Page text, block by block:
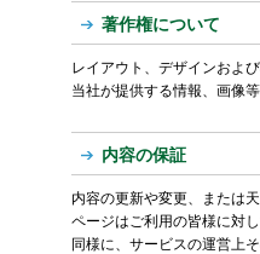
著作権について
レイアウト、デザインおよ
当社が提供する情報、画像
内容の保証
内容の更新や変更、または
ページはご利用の皆様に対
同様に、サービスの運営上